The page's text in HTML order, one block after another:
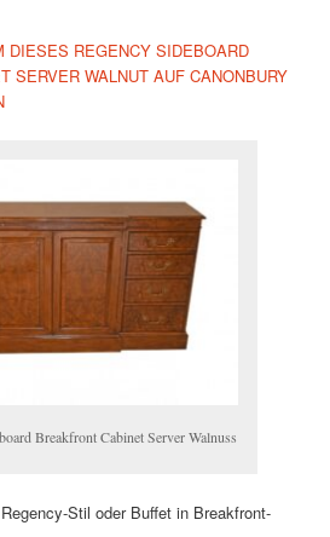
DIESES REGENCY SIDEBOARD
SERVER WALNUT AUF CANONBURY
Breakfront Cabinet Server Walnuss
Stil oder Buffet in Breakfront-